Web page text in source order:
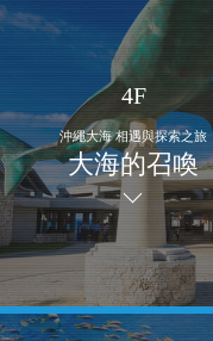
4F
沖繩大海 相遇與探索之旅
大海的召喚